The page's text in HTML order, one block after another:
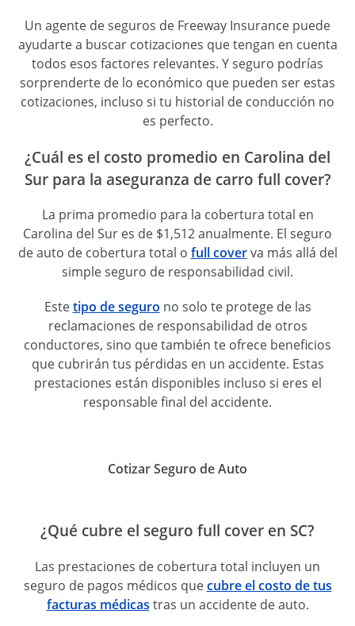
Un agente de seguros de Freeway Insurance puede
ayudarte a buscar cotizaciones que tengan en cuenta
todos esos factores relevantes. Y seguro podrías
sorprenderte de lo económico que pueden ser estas
cotizaciones, incluso si tu historial de conducción no
es perfecto.
¿Cuál es el costo promedio en Carolina del
Sur para la aseguranza de carro full cover?
La prima promedio para la cobertura total en
Carolina del Sur es de $1,512 anualmente. El seguro
de auto de cobertura total o full coverva más allá del
simple seguro de responsabilidad civil.
Estetipo de seguro no solo te protege de las
reclamaciones de responsabilidad de otros
conductores, sino que también te ofrece beneficios
que cubrirán tus pérdidas en un accidente. Estas
prestaciones están disponibles incluso si eres el
responsable final del accidente.
Cotizar Seguro de Auto
¿Qué cubre el seguro full cover en SC?
Las prestaciones de cobertura total incluyen un
seguro de pagos médicos quecubre el costo de tus
facturas médicas tras un accidente de auto.